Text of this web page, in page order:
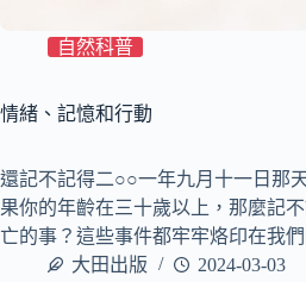
自然科普
情緒、記憶和行動
還記不記得二○○一年九月十一日那
果你的年齡在三十歲以上，那麼記
亡的事？這些事件都牢牢烙印在我
大田出版
2024-03-03